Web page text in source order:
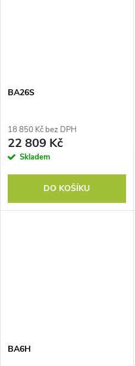
BA26S
18 850 Kč bez DPH
22 809 Kč
Skladem
DO KOŠÍKU
BA6H